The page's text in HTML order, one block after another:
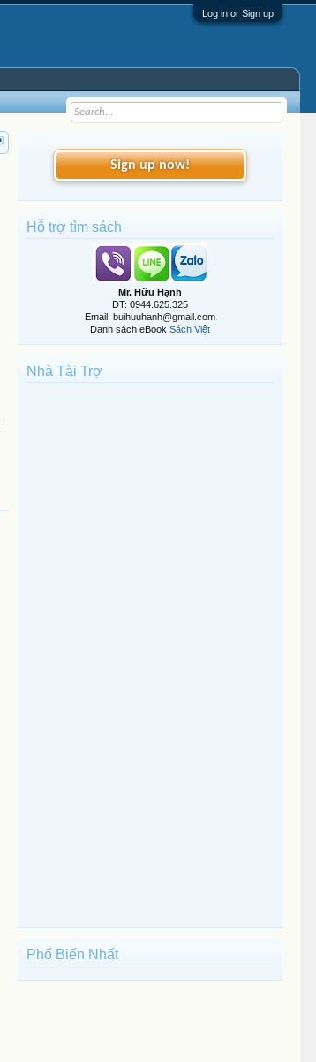
Log in or Sign up
Sign up now!
Hỗ trợ tìm sách
Mr. Hữu Hạnh
ĐT: 0944.625.325
Email: buihuuhanh@gmail.com
Danh sách eBook Sách Việt
Nhà Tài Trợ
Phổ Biến Nhất